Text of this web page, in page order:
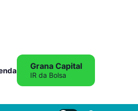
Grana Capital
IR da Bolsa